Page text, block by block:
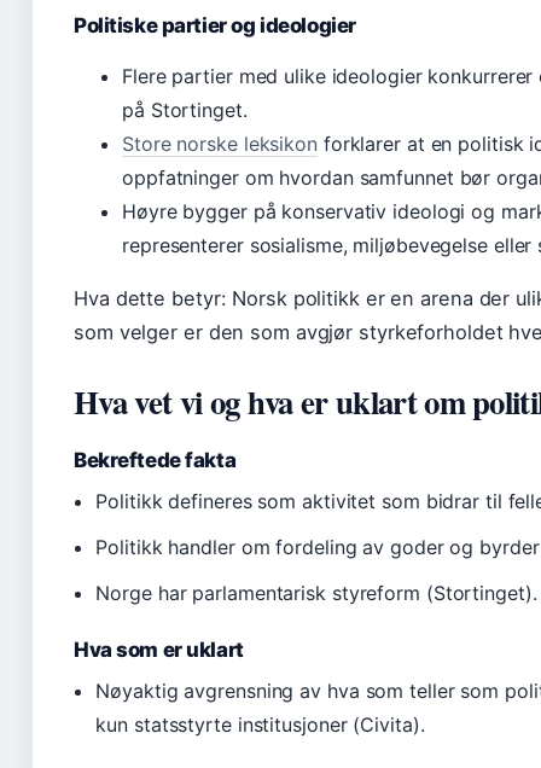
Politiske partier og ideologier
Flere partier med ulike ideologier
på Stortinget.
Store norske leksikon forklarer at en politisk
oppfatninger om hvordan samfunnet bør
Høyre bygger på konservativ ideologi og
representerer sosialisme, miljøbevegelse eller
Hva dette betyr: Norsk politikk er en arena der
som velger er den som avgjør styrkeforholdet
Hva vet vi og hva er uklart om
Bekreftede fakta
Politikk defineres som aktivitet som bidrar til
Politikk handler om fordeling av goder og
Norge har parlamentarisk styreform (Stortinget).
Hva som er uklart
Nøyaktig avgrensning av hva som teller som
kun statsstyrte institusjoner (Civita).